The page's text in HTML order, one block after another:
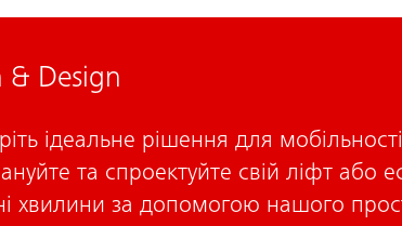
& Design
ідеальне рішення для мобільності
та спроектуйте свій ліфт або
хвилини за допомогою нашого